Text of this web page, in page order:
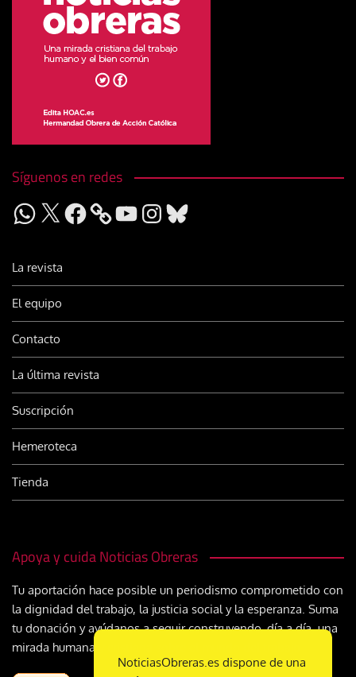
Síguenos en redes
WhatsApp
X Facebook YouTubeInstagram
Bluesky
La revista
El equipo
Contacto
La última revista
Suscripción
Hemeroteca
Tienda
Apoya y cuida Noticias Obreras
Tu aportación hace posible un periodismo comprometido con
la dignidad del trabajo, la justicia social y la esperanza. Suma
tu donación y ayúdanos a seguir construyendo, día a día, una
mirada humana y cristiana sobre el mundo del trabajo
NoticiasObreras.es dispone de una